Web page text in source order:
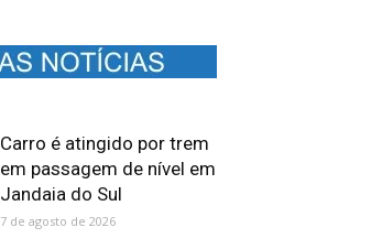
Carro é atingido por trem
em passagem de nível em
Jandaia do Sul
7 de agosto de 2026